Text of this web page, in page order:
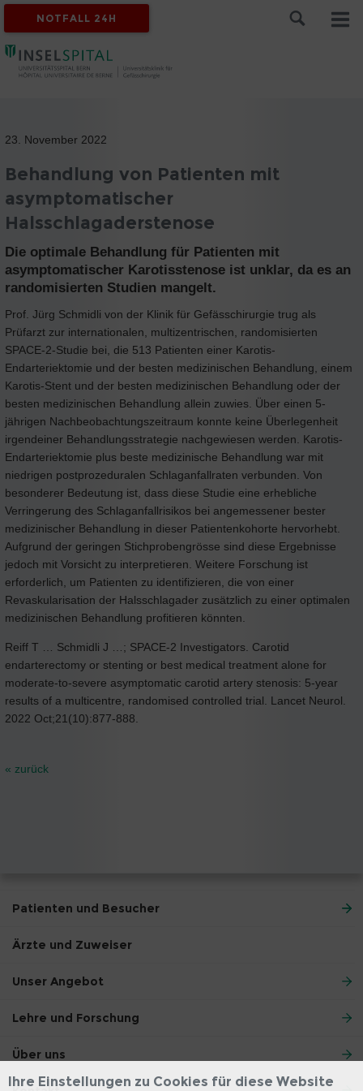
NOTFALL 24H
23. November 2022
Behandlung von Patienten mit
asymptomatischer
Halsschlagaderstenose
Die optimale Behandlung für Patienten mit
asymptomatischer Karotisstenose ist unklar, da es an
randomisierten Studien mangelt.
Prof. Jürg Schmidli von der Klinik für Gefässchirurgie trug als
Prüfarzt zur internationalen, multizentrischen, randomisierten
SPACE-2-Studie bei, die 513 Patienten einer Karotis-
Endarteriektomie und der besten medizinischen Behandlung, einem
Karotis-Stent und der besten medizinischen Behandlung oder der
besten medizinischen Behandlung allein zuwies. Über einen 5-
jährigen Nachbeobachtungszeitraum konnte keine Überlegenheit
irgendeiner Behandlungsstrategie nachgewiesen werden. Karotis-
Endarteriektomie plus beste medizinische Behandlung war mit
niedrigen postprozeduralen Schlaganfallraten verbunden. Von
besonderer Bedeutung ist, dass diese Studie eine erhebliche
Verringerung des Schlaganfallrisikos bei angemessener bester
medizinischer Behandlung in dieser Patientenkohorte hervorhebt.
Aufgrund der geringen Stichprobengrösse sind diese Ergebnisse
jedoch mit Vorsicht zu interpretieren. Weitere Forschung ist
erforderlich, um Patienten zu identifizieren, die von einer
Revaskularisation der Halsschlagader zusätzlich zu einer optimalen
medizinischen Behandlung profitieren könnten.
Reiff T … Schmidli J …; SPACE-2 Investigators. Carotid
endarterectomy or stenting or best medical treatment alone for
moderate-to-severe asymptomatic carotid artery stenosis: 5-year
results of a multicentre, randomised controlled trial. Lancet Neurol.
2022 Oct;21(10):877-888.
« zurück
Patienten und Besucher
Ärzte und Zuweiser
Unser Angebot
Lehre und Forschung
Über uns
Ihre Einstellungen zu Cookies für diese Website